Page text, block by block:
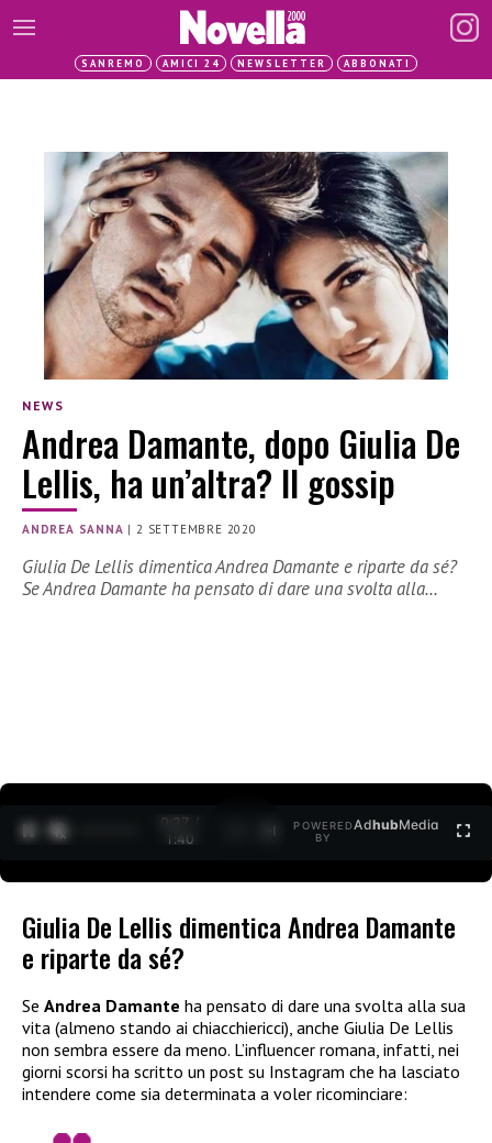
SANREMO AMICI 24 NEWSLETTER ABBONATI
NEWS
Andrea Damante, dopo Giulia De
Lellis, ha un’altra? Il gossip
ANDREA SANNA |2 SETTEMBRE 2020
Giulia De Lellis dimentica Andrea Damante e riparte da sé?
Se Andrea Damante ha pensato di dare una svolta alla…
0:27 /
1:40
POWERED
BY
AdhubMedia
Giulia De Lellis dimentica Andrea Damante
e riparte da sé?
Se Andrea Damante ha pensato di dare una svolta alla sua
vita (almeno stando ai chiacchiericci), anche Giulia De Lellis
non sembra essere da meno. L’influencer romana, infatti, nei
giorni scorsi ha scritto un post su Instagram che ha lasciato
intendere come sia determinata a voler ricominciare: